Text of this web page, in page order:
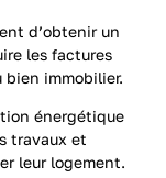
d’obtenir un
les factures
bien immobilier.
énergétique
travaux et
leur logement.